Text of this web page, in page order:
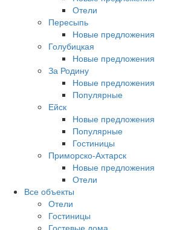
Отели
Пересыпь
Новые предложения
Голубицкая
Новые предложения
За Родину
Новые предложения
Популярные
Ейск
Новые предложения
Популярные
Гостиницы
Приморско-Ахтарск
Новые предложения
Отели
Все объекты
Отели
Гостиницы
Гостевые дома